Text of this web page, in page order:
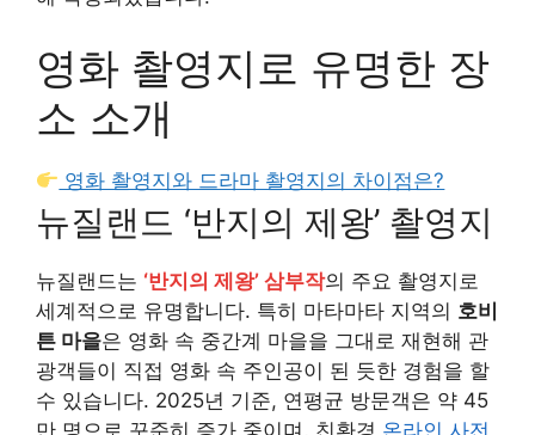
영화 촬영지로 유명한 장
소 소개
영화 촬영지와 드라마 촬영지의 차이점은?
뉴질랜드 ‘반지의 제왕’ 촬영지
뉴질랜드는 ‘반지의 제왕’ 삼부작의 주요 촬영지로
세계적으로 유명합니다. 특히 마타마타 지역의 호비
튼 마을은 영화 속 중간계 마을을 그대로 재현해 관
광객들이 직접 영화 속 주인공이 된 듯한 경험을 할
수 있습니다. 2025년 기준, 연평균 방문객은 약 45